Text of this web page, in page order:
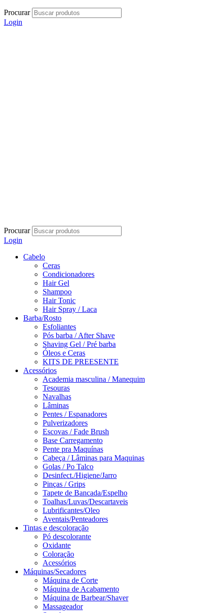
Procurar
Login
Procurar
Login
Cabelo
Ceras
Condicionadores
Hair Gel
Shampoo
Hair Tonic
Hair Spray / Laca
Barba/Rosto
Esfoliantes
Pós barba / After Shave
Shaving Gel / Pré barba
Óleos e Ceras
KITS DE PREESENTE
Acessórios
Academia masculina / Manequim
Tesouras
Navalhas
Lâminas
Pentes / Espanadores
Pulverizadores
Escovas / Fade Brush
Base Carregamento
Pente pra Maquínas
Cabeça / Lâminas para Maquinas
Golas / Po Talco
Desinfect./Higiene/Jarro
Pinças / Grips
Tapete de Bancada/Espelho
Toalhas/Luvas/Descartaveis
Lubrificantes/Oleo
Aventais/Penteadores
Tintas e descoloração
Pó descolorante
Oxidante
Coloração
Acessórios
Máquinas/Secadores
Máquina de Corte
Máquina de Acabamento
Máquina de Barbear/Shaver
Massageador